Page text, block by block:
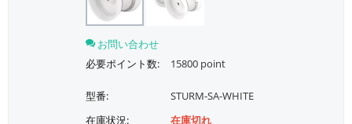
お問い合わせ
必要ポイント数:
15800 point
型番:
STURM-SA-WHITE
在庫状況:
在庫切れ